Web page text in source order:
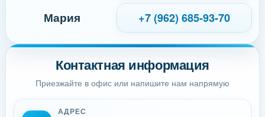
Контактная информация
Приезжайте в офис или напишите нам напрямую
АДРЕС
Мария +7 (962) 685-93-70